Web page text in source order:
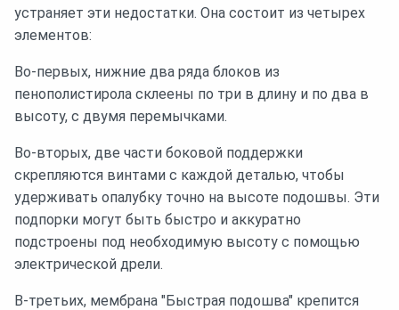
устраняет эти недостатки. Она состоит из четырех
элементов:
Во-первых, нижние два ряда блоков из
пенополистирола склеены по три в длину и по два в
высоту, с двумя перемычками.
Во-вторых, две части боковой поддержки
скрепляются винтами с каждой деталью, чтобы
удерживать опалубку точно на высоте подошвы. Эти
подпорки могут быть быстро и аккуратно
подстроены под необходимую высоту с помощью
электрической дрели.
В-третьих, мембрана "Быстрая подошва" крепится